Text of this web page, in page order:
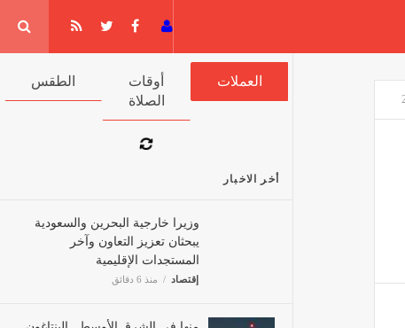
العملات أوقات الصلاة الطقس
أخر الاخبار
يبحثان تعزيز التعاون وآخر
المستجدات الإقليمية
منها في الشرق الأوسط.. البنتاغون